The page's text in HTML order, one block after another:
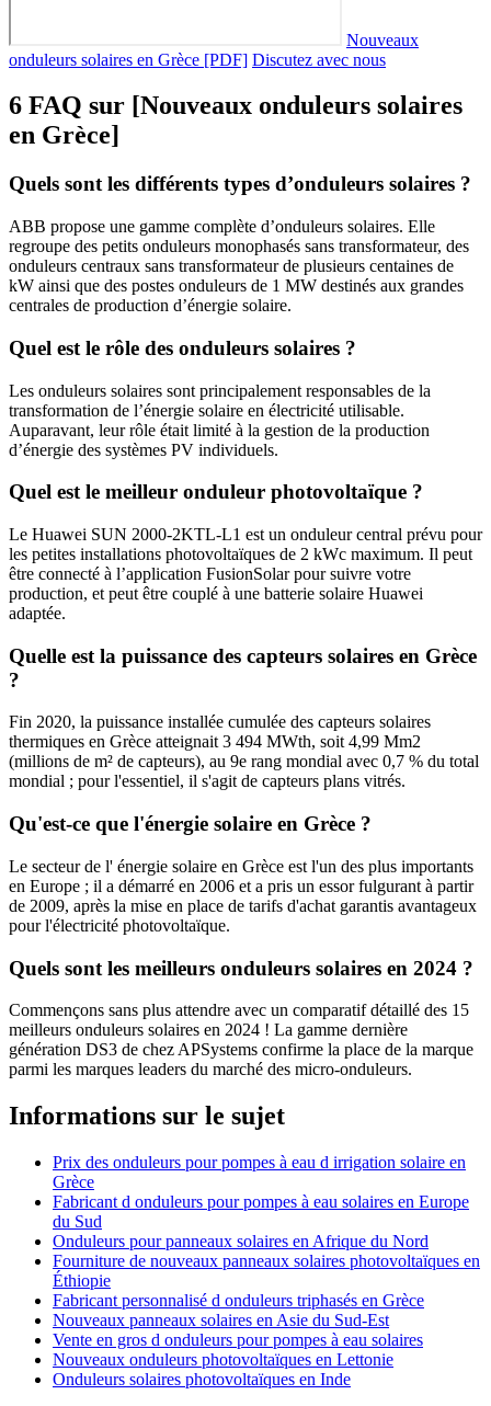
Nouveaux
onduleurs solaires en Grèce [PDF] Discutez avec nous
6 FAQ sur [Nouveaux onduleurs solaires
en Grèce]
Quels sont les différents types d’onduleurs solaires ?
ABB propose une gamme complète d’onduleurs solaires. Elle
regroupe des petits onduleurs monophasés sans transformateur, des
onduleurs centraux sans transformateur de plusieurs centaines de
kW ainsi que des postes onduleurs de 1 MW destinés aux grandes
centrales de production d’énergie solaire.
Quel est le rôle des onduleurs solaires ?
Les onduleurs solaires sont principalement responsables de la
transformation de l’énergie solaire en électricité utilisable.
Auparavant, leur rôle était limité à la gestion de la production
d’énergie des systèmes PV individuels.
Quel est le meilleur onduleur photovoltaïque ?
Le Huawei SUN 2000-2KTL-L1 est un onduleur central prévu pour
les petites installations photovoltaïques de 2 kWc maximum. Il peut
être connecté à l’application FusionSolar pour suivre votre
production, et peut être couplé à une batterie solaire Huawei
adaptée.
Quelle est la puissance des capteurs solaires en Grèce
?
Fin 2020, la puissance installée cumulée des capteurs solaires
thermiques en Grèce atteignait 3 494 MWth, soit 4,99 Mm2
(millions de m² de capteurs), au 9e rang mondial avec 0,7 % du total
mondial ; pour l'essentiel, il s'agit de capteurs plans vitrés.
Qu'est-ce que l'énergie solaire en Grèce ?
Le secteur de l' énergie solaire en Grèce est l'un des plus importants
en Europe ; il a démarré en 2006 et a pris un essor fulgurant à partir
de 2009, après la mise en place de tarifs d'achat garantis avantageux
pour l'électricité photovoltaïque.
Quels sont les meilleurs onduleurs solaires en 2024 ?
Commençons sans plus attendre avec un comparatif détaillé des 15
meilleurs onduleurs solaires en 2024 ! La gamme dernière
génération DS3 de chez APSystems confirme la place de la marque
parmi les marques leaders du marché des micro-onduleurs.
Informations sur le sujet
Prix des onduleurs pour pompes à eau d irrigation solaire en
Grèce
Fabricant d onduleurs pour pompes à eau solaires en Europe
du Sud
Onduleurs pour panneaux solaires en Afrique du Nord
Fourniture de nouveaux panneaux solaires photovoltaïques en
Éthiopie
Fabricant personnalisé d onduleurs triphasés en Grèce
Nouveaux panneaux solaires en Asie du Sud-Est
Vente en gros d onduleurs pour pompes à eau solaires
Nouveaux onduleurs photovoltaïques en Lettonie
Onduleurs solaires photovoltaïques en Inde